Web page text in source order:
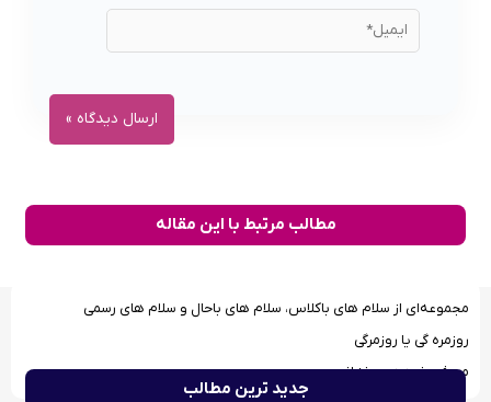
مطالب مرتبط با این مقاله
مجموعه‌ای از سلام‌ های باکلاس، سلام‌ های باحال و سلام‌ های رسمی
روزمره گی یا روزمرگی
معرفی خود در سخنرانی
جدید ترین مطالب